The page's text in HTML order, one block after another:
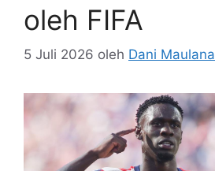
oleh FIFA
5 Juli 2026 oleh Dani Maulana